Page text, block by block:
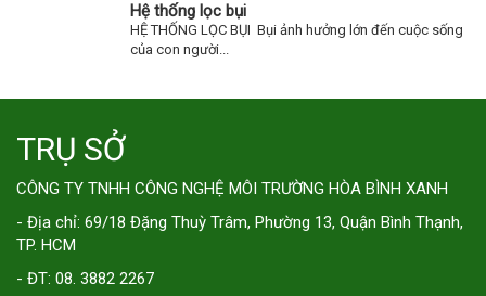
Hệ thống lọc bụi
HỆ THỐNG LỌC BỤI Bụi ảnh hưởng lớn đến cuộc sống
của con người...
TRỤ SỞ
CÔNG TY TNHH CÔNG NGHỆ MÔI TRƯỜNG HÒA BÌNH XANH
- Địa chỉ: 69/18 Đặng Thuỳ Trâm, Phường 13, Quận Bình Thạnh,
TP. HCM
- ĐT: 08. 3882 2267